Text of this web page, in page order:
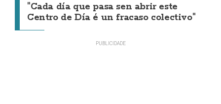
"Cada día que pasa sen abrir este
Centro de Día é un fracaso colectivo"